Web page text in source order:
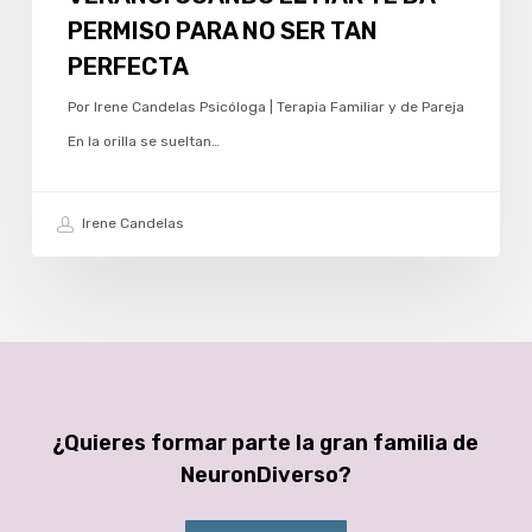
PERMISO PARA NO SER TAN
PERFECTA
Por Irene Candelas Psicóloga | Terapia Familiar y de Pareja
En la orilla se sueltan…
Irene Candelas
¿Quieres formar parte la gran familia de
NeuronDiverso?